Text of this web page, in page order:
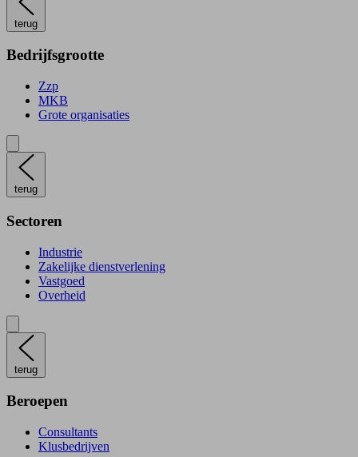
terug
Bedrijfsgrootte
Zzp
MKB
Grote organisaties
terug
Sectoren
Industrie
Zakelijke dienstverlening
Vastgoed
Overheid
terug
Beroepen
Consultants
Klusbedrijven